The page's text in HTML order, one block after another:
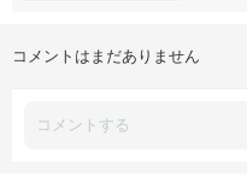
コメントはまだありません